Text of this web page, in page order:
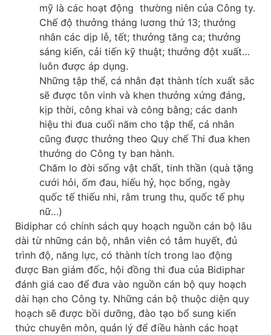
mỹ là các hoạt động thường niên của Công ty.
Chế độ thưởng tháng lương thứ 13; thưởng
nhân các dịp lễ, tết; thưởng tăng ca; thưởng
sáng kiến, cải tiến kỹ thuật; thưởng đột xuất…
luôn được áp dụng.
Những tập thể, cá nhân đạt thành tích xuất sắc
sẽ được tôn vinh và khen thưởng xứng đáng,
kịp thời, công khai và công bằng; các danh
hiệu thi đua cuối năm cho tập thể, cá nhân
cũng được thưởng theo Quy chế Thi đua khen
thưởng do Công ty ban hành.
Chăm lo đời sống vật chất, tinh thần (quà tặng
cưới hỏi, ốm đau, hiếu hỷ, học bổng, ngày
quốc tế thiếu nhi, rằm trung thu, quốc tế phụ
nữ…)
Bidiphar có chính sách quy hoạch nguồn cán bộ lâu
dài từ những cán bộ, nhân viên có tâm huyết, đủ
trình độ, năng lực, có thành tích trong lao động
được Ban giám đốc, hội đồng thi đua của Bidiphar
đánh giá cao để đưa vào nguồn cán bộ quy hoạch
dài hạn cho Công ty. Những cán bộ thuộc diện quy
hoạch sẽ được bồi dưỡng, đào tạo bổ sung kiến
thức chuyên môn, quản lý để điều hành các hoạt